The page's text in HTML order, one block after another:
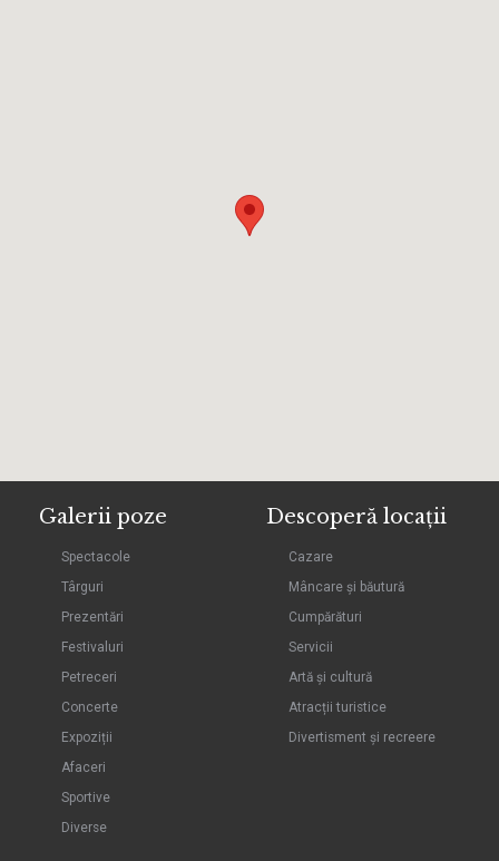
Galerii poze
Spectacole
Târguri
Prezentări
Festivaluri
Petreceri
Concerte
Expoziții
Afaceri
Sportive
Diverse
Descoperă locații
Cazare
Mâncare și băutură
Cumpărături
Servicii
Artă și cultură
Atracții turistice
Divertisment și recreere